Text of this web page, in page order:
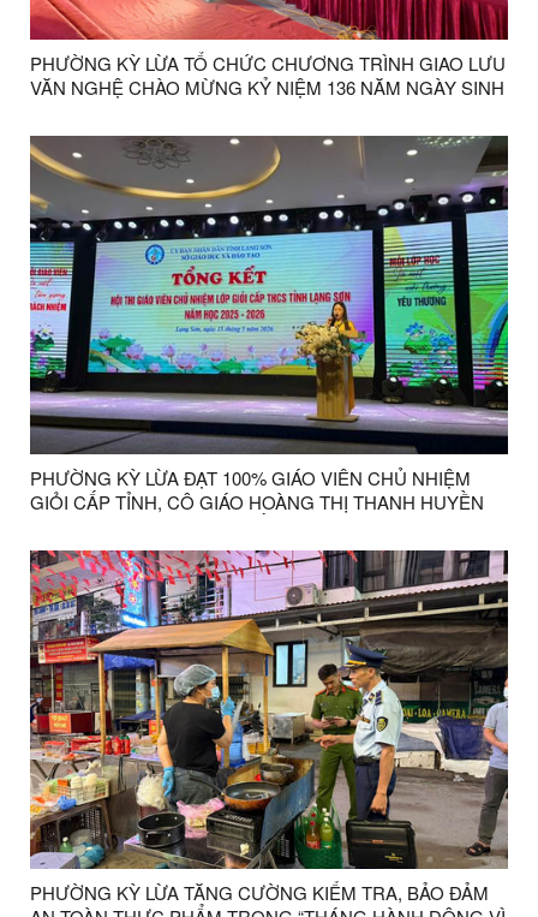
PHƯỜNG KỲ LỪA TỔ CHỨC CHƯƠNG TRÌNH GIAO LƯU
VĂN NGHỆ CHÀO MỪNG KỶ NIỆM 136 NĂM NGÀY SINH
PHƯỜNG KỲ LỪA ĐẠT 100% GIÁO VIÊN CHỦ NHIỆM
GIỎI CẤP TỈNH, CÔ GIÁO HOÀNG THỊ THANH HUYỀN
PHƯỜNG KỲ LỪA TĂNG CƯỜNG KIỂM TRA, BẢO ĐẢM